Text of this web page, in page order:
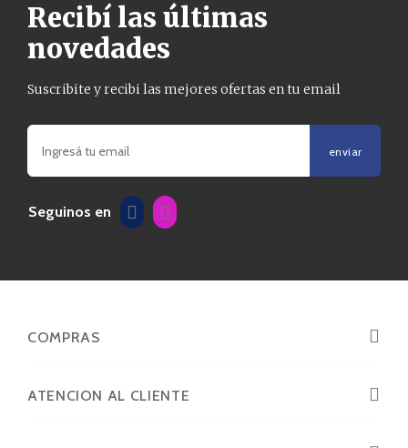
Recibí las últimas
novedades
Suscribite y recibi las mejores ofertas en tu email
enviar
Seguinos en
COMPRAS
ATENCION AL CLIENTE